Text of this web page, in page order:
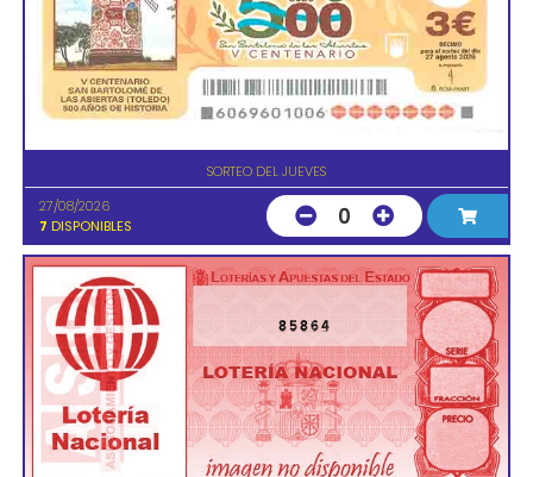
SORTEO DEL JUEVES
27/08/2026
7 DISPONIBLES 0
85864